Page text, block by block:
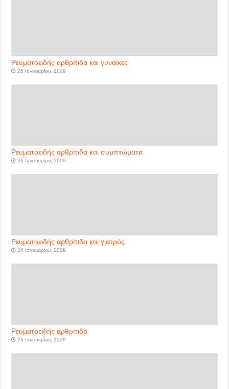
Ρευματοειδής αρθρίτιδα και γυναίκες
26 Ιανουαρίου, 2009
Ρευματοειδής αρθρίτιδα και συμπτώματα
26 Ιανουαρίου, 2009
Ρευματοειδής αρθρίτιδα και γιατρός
26 Ιανουαρίου, 2009
Ρευματοειδής αρθρίτιδα
26 Ιανουαρίου, 2009